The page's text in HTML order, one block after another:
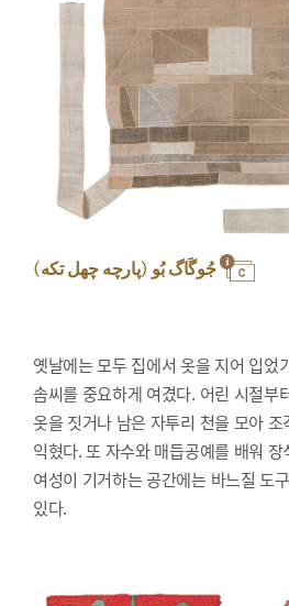
جُوگَاگ بُو (پارچه چهل تکه)
옛날에는 모두 집에서 옷을 지어 입었
솜씨를 중요하게 여겼다. 어린 시절부
옷을 짓거나 남은 자투리 천을 모아
익혔다. 또 자수와 매듭공예를 배워
여성이 기거하는 공간에는 바느질 도
있다.